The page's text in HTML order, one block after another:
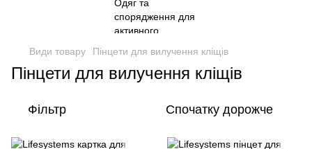
Види товару Пінцети для вилучення кліщів
Пінцети для вилучення кліщів
Фільтр Спочатку дорожче